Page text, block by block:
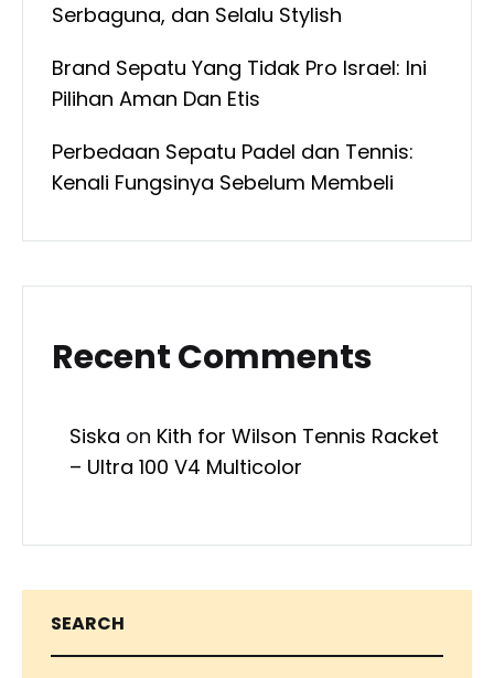
Serbaguna, dan Selalu Stylish
Brand Sepatu Yang Tidak Pro Israel: Ini
Pilihan Aman Dan Etis
Perbedaan Sepatu Padel dan Tennis:
Kenali Fungsinya Sebelum Membeli
Recent Comments
Siska on Kith for Wilson Tennis Racket
– Ultra 100 V4 Multicolor
SEARCH